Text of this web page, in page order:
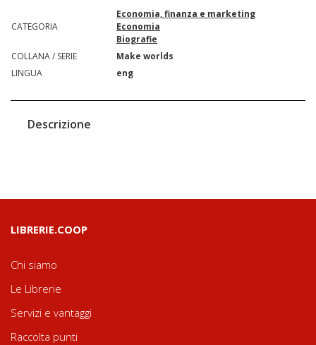
CATEGORIA
Economia, finanza e marketing
Economia
Biografie
COLLANA / SERIE
Make worlds
LINGUA
eng
Descrizione
LIBRERIE.COOP
Chi siamo
Le Librerie
Servizi e vantaggi
Raccolta punti